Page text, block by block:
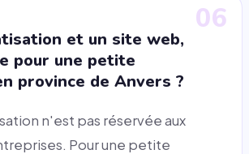
06
et un site web,
pour une petite
province de Anvers ?
n'est pas réservée aux
Pour une petite